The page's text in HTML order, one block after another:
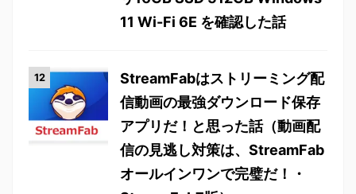
11 Wi-Fi 6E を確認した話
StreamFabはストリーミング配
信動画の最強ダウンロード保存
アプリだ！と思った話（動画配
信の見逃し対策は、StreamFab
オールインワンで完璧だ！・